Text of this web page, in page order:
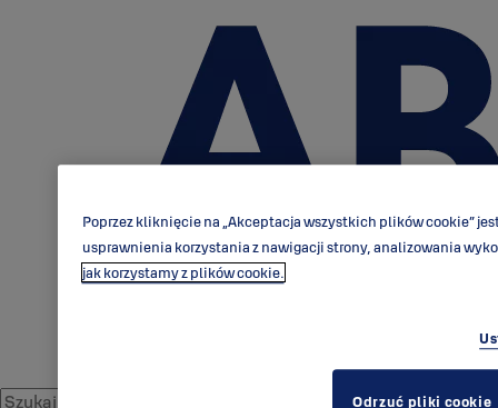
Poprzez kliknięcie na „Akceptacja wszystkich plików cookie”
usprawnienia korzystania z nawigacji strony, analizowania
jak korzystamy z plików cookie.
Odrzuć pliki cookie